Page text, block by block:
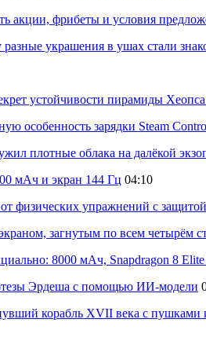
акции, фрибеты и условия
украшения в ушах стали
устойчивости пирамиды Хеопса
особенность зарядки Steam
плотные облака на далёкой
мАч и экран 144 Гц 04:10
физических упражнений с защитой
загнутым по всем четырём
8000 мАч, Snapdragon 8
Эрдеша с помощью ИИ-модели
корабль XVII века с пушками